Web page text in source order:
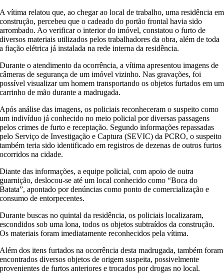
A vítima relatou que, ao chegar ao local de trabalho, uma residência em
construção, percebeu que o cadeado do portão frontal havia sido
arrombado. Ao verificar o interior do imóvel, constatou o furto de
diversos materiais utilizados pelos trabalhadores da obra, além de toda
a fiação elétrica já instalada na rede interna da residência.
Durante o atendimento da ocorrência, a vítima apresentou imagens de
câmeras de segurança de um imóvel vizinho. Nas gravações, foi
possível visualizar um homem transportando os objetos furtados em um
carrinho de mão durante a madrugada.
Após análise das imagens, os policiais reconheceram o suspeito como
um indivíduo já conhecido no meio policial por diversas passagens
pelos crimes de furto e receptação. Segundo informações repassadas
pelo Serviço de Investigação e Captura (SEVIC) da PCRO, o suspeito
também teria sido identificado em registros de dezenas de outros furtos
ocorridos na cidade.
Diante das informações, a equipe policial, com apoio de outra
guarnição, deslocou-se até um local conhecido como “Boca do
Batata”, apontado por denúncias como ponto de comercialização e
consumo de entorpecentes.
Durante buscas no quintal da residência, os policiais localizaram,
escondidos sob uma lona, todos os objetos subtraídos da construção.
Os materiais foram imediatamente reconhecidos pela vítima.
Além dos itens furtados na ocorrência desta madrugada, também foram
encontrados diversos objetos de origem suspeita, possivelmente
provenientes de furtos anteriores e trocados por drogas no local.